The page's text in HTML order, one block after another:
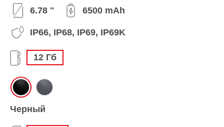
6.78 " 6500 mAh
IP66, IP68, IP69, IP69K
12 Гб
Черный